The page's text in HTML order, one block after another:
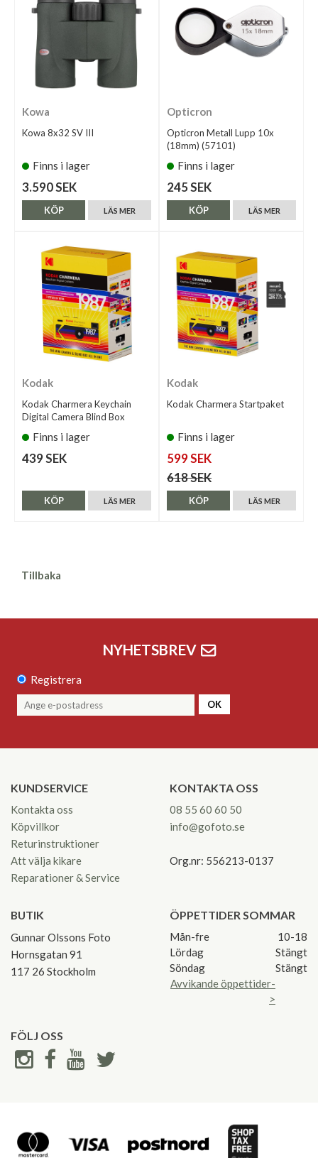
Kowa
Kowa 8x32 SV III
Finns i lager
3.590 SEK
LÄS MER
KÖP
Opticron
Opticron Metall Lupp 10x
(18mm) (57101)
Finns i lager
245 SEK
LÄS MER
KÖP
Kodak
Kodak Charmera Keychain
Digital Camera Blind Box
Finns i lager
439 SEK
LÄS MER
KÖP
Kodak
Kodak Charmera Startpaket
Finns i lager
599 SEK
618 SEK
LÄS MER
KÖP
Tillbaka
NYHETSBREV
Registrera
OK
KUNDSERVICE
Kontakta oss
Köpvillkor
Returinstruktioner
Att välja kikare
Reparationer & Service
KONTAKTA OSS
08 55 60 60 50
info@gofoto.se
Org.nr: 556213-0137
BUTIK
Gunnar Olssons Foto
Hornsgatan 91
117 26 Stockholm
ÖPPETTIDER SOMMAR
Mån-fre
10-18
Lördag
Stängt
Söndag
Stängt
Avvikande öppettider-
>
FÖLJ OSS